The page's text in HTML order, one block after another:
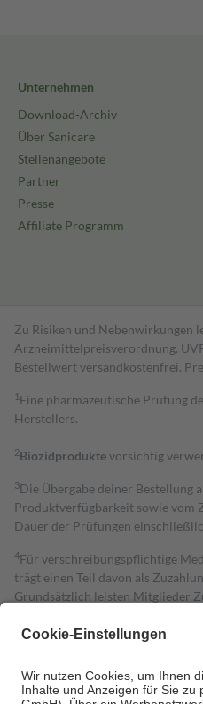
Unternehmen
Download-Archiv
Über Sanicare
Stellenangebote
Partner
Presse
Affiliate Programm
Zu Risiken und Nebenwirkungen
Arzneimittelpreisverordnung.
Bestell­wert versand­kosten­frei.
1 Eine pharmazeutische Prüfung
Herstellers.
2Biozidproduktevorsichtig
3Die Übergabe deiner Bestellung
Produktverfügbarkeit sowie vom
Dauer der Prüfungen
4Für verschreibungspflichtige
trägt einen Teil davon als
Grundsätzlich leisten Mitglieder
Diese Regeln gelten
Um das Engagement der
• Kindern und Jugendlichen bis